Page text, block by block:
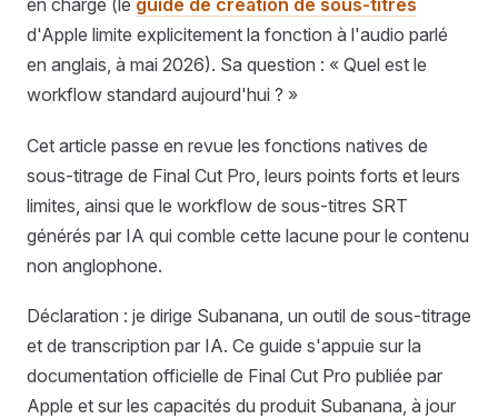
en charge (le guide de création de sous-titres
d'Apple limite explicitement la fonction à l'audio parlé
en anglais, à mai 2026). Sa question : « Quel est le
workflow standard aujourd'hui ? »
Cet article passe en revue les fonctions natives de
sous-titrage de Final Cut Pro, leurs points forts et leurs
limites, ainsi que le workflow de sous-titres SRT
générés par IA qui comble cette lacune pour le contenu
non anglophone.
Déclaration : je dirige Subanana, un outil de sous-titrage
et de transcription par IA. Ce guide s'appuie sur la
documentation officielle de Final Cut Pro publiée par
Apple et sur les capacités du produit Subanana, à jour